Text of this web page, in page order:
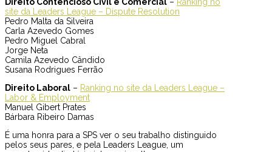
site da Leaders League – Dispute Resolution
Pedro Malta da Silveira
Carla Azevedo Gomes
Pedro Miguel Cabral
Jorge Neta
Camila Azevedo Cândido
Susana Rodrigues Ferrão
Direito Laboral – Ranking no site da Leaders League –
Labor & Employment
Manuel Gibert Prates
Bárbara Ribeiro Damas
É uma honra para a SPS ver o seu trabalho distinguido
pelos seus pares, e pela Leaders League, um